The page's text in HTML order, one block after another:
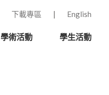
下載專區 English
學術活動 學生活動